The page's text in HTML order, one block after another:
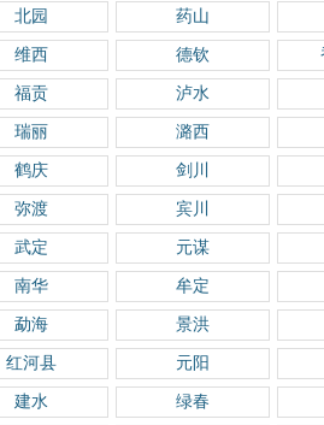
北园 药山
维西 德钦
福贡 泸水
瑞丽 潞西
鹤庆 剑川
弥渡 宾川
武定 元谋
南华 牟定
勐海 景洪
红河县 元阳
建水 绿春